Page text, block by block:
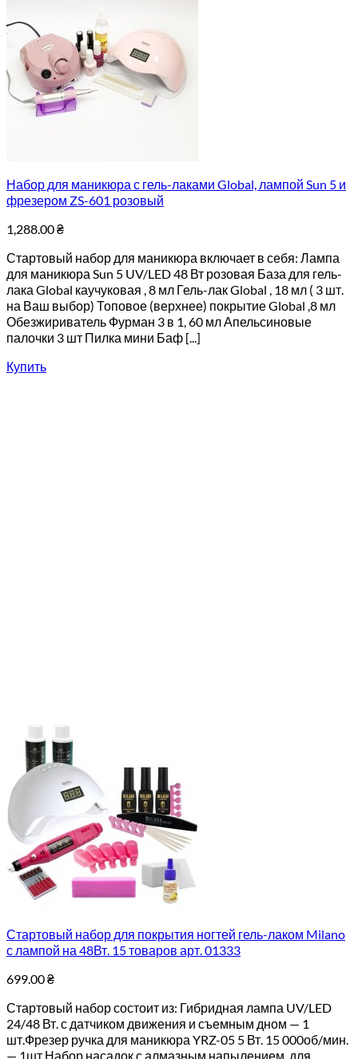
Набор для маникюра с гель-лаками Global, лампой Sun 5 и
фрезером ZS-601 розовый
1,288.00₴
Стартовый набор для маникюра включает в себя: Лампа
для маникюра Sun 5 UV/LED 48 Вт розовая База для гель-
лака Global каучуковая , 8 мл Гель-лак Global , 18 мл ( 3 шт.
на Ваш выбор) Топовое (верхнее) покрытие Global ,8 мл
Обезжириватель Фурман 3 в 1, 60 мл Апельсиновые
палочки 3 шт Пилка мини Баф [...]
Купить
Стартовый набор для покрытия ногтей гель-лаком Milano
с лампой на 48Вт. 15 товаров арт. 01333
699.00₴
Стартовый набор состоит из: Гибридная лампа UV/LED
24/48 Вт. с датчиком движения и съемным дном — 1
шт.Фрезер ручка для маникюра YRZ-05 5 Вт. 15 000об/мин.
— 1шт.Набор насадок с алмазным напылением, для